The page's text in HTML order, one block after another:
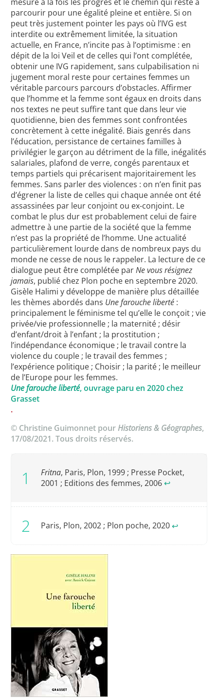
parcourir pour une égalité pleine et entière. Si on
peut très justement pointer les pays où l’IVG est
interdite ou extrêmement limitée, la situation
actuelle, en France, n’incite pas à l’optimisme : en
dépit de la loi Veil et de celles qui l’ont complétée,
obtenir une IVG rapidement, sans culpabilisation ni
jugement moral reste pour certaines femmes un
véritable parcours parcours d’obstacles. Affirmer
que l’homme et la femme sont égaux en droits dans
nos textes ne peut suffire tant que dans leur vie
quotidienne, bien des femmes sont confrontées
concrètement à cette inégalité. Biais genrés dans
l’éducation, persistance de certaines familles à
privilégier le garçon au détriment de la fille, inégalités
salariales, plafond de verre, congés parentaux et
temps partiels qui précarisent majoritairement les
femmes. Sans parler des violences : on n’en finit pas
d’égrener la liste de celles qui chaque année ont été
assassinées par leur conjoint ou ex-conjoint. Le
combat le plus dur est probablement celui de faire
admettre à une partie de la société que la femme
n’est pas la propriété de l’homme. Une actualité
particulièrement lourde dans de nombreux pays du
monde ne cesse de nous le rappeler. La lecture de ce
dialogue peut être complétée parNe vous résignez
jamais, publié chez Plon poche en septembre 2020.
Gisèle Halimi y développe de manière plus détaillée
les thèmes abordés dans Une farouche liberté :
principalement le féminisme tel qu’elle le conçoit ; vie
privée/vie professionnelle ; la maternité ; désir
d’enfant/droit à l’enfant ; la prostitution ;
l’indépendance économique ; le travail contre la
violence du couple ; le travail des femmes ;
l’expérience politique ; Choisir ; la parité ; le meilleur
de l’Europe pour les femmes.
Une farouche liberté, ouvrage paru en 2020 chez
Grasset
.
© Christine Guimonnet pourHistoriens & Géographes,
17/08/2021. Tous droits réservés.
Fritna, Paris, Plon, 1999 ; Presse Pocket,
2001 ; Editions des femmes, 2006↩︎
Paris, Plon, 2002 ; Plon poche, 2020↩︎